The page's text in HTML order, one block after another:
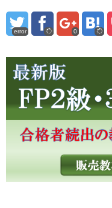
error 0